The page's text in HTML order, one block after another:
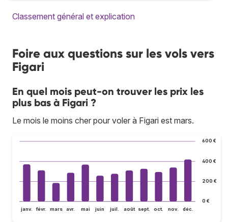
Classement général et explication
Foire aux questions sur les vols vers
Figari
En quel mois peut-on trouver les prix les
plus bas à Figari ?
Le mois le moins cher pour voler à Figari est mars.
0 €
200 €
400 €
600 €
janv. févr. mars avr. mai juin juil. août sept. oct. nov. déc.